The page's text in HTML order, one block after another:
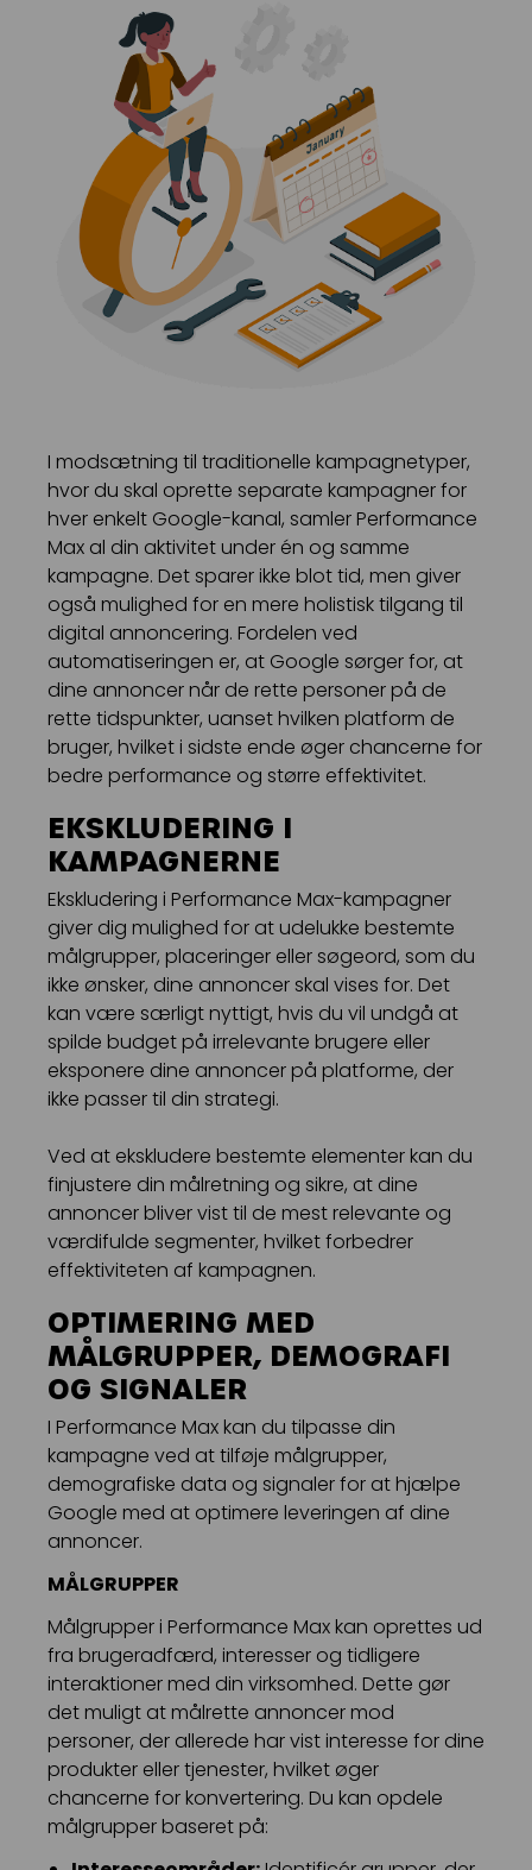
I modsætning til traditionelle kampagnetyper,
hvor du skal oprette separate kampagner for
hver enkelt Google-kanal, samler Performance
Max al din aktivitet under én og samme
kampagne. Det sparer ikke blot tid, men giver
også mulighed for en mere holistisk tilgang til
digital annoncering. Fordelen ved
automatiseringen er, at Google sørger for, at
dine annoncer når de rette personer på de
rette tidspunkter, uanset hvilken platform de
bruger, hvilket i sidste ende øger chancerne for
bedre performance og større effektivitet.
EKSKLUDERING I
KAMPAGNERNE
Ekskludering i Performance Max-kampagner
giver dig mulighed for at udelukke bestemte
målgrupper, placeringer eller søgeord, som du
ikke ønsker, dine annoncer skal vises for. Det
kan være særligt nyttigt, hvis du vil undgå at
spilde budget på irrelevante brugere eller
eksponere dine annoncer på platforme, der
ikke passer til din strategi.
Ved at ekskludere bestemte elementer kan du
finjustere din målretning og sikre, at dine
annoncer bliver vist til de mest relevante og
værdifulde segmenter, hvilket forbedrer
effektiviteten af kampagnen.
OPTIMERING MED
MÅLGRUPPER, DEMOGRAFI
OG SIGNALER
I Performance Max kan du tilpasse din
kampagne ved at tilføje målgrupper,
demografiske data og signaler for at hjælpe
Google med at optimere leveringen af dine
annoncer.
MÅLGRUPPER
Målgrupper i Performance Max kan oprettes ud
fra brugeradfærd, interesser og tidligere
interaktioner med din virksomhed. Dette gør
det muligt at målrette annoncer mod
personer, der allerede har vist interesse for dine
produkter eller tjenester, hvilket øger
chancerne for konvertering. Du kan opdele
målgrupper baseret på: